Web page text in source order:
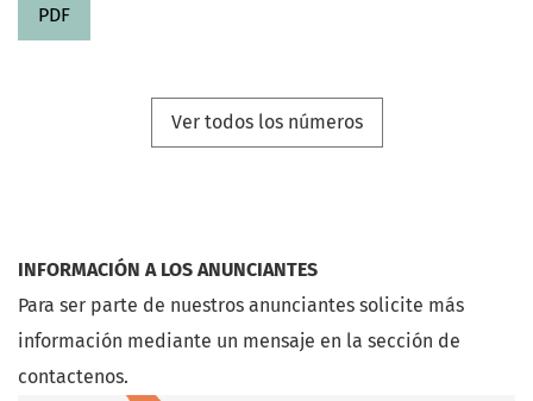
PDF
Ver todos los números
INFORMACIÓN A LOS ANUNCIANTES
Para ser parte de nuestros anunciantes solicite más
información mediante un mensaje en la sección de
contactenos.